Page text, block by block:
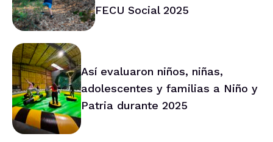
FECU Social 2025
Así evaluaron niños, niñas,
adolescentes y familias a Niño y
Patria durante 2025